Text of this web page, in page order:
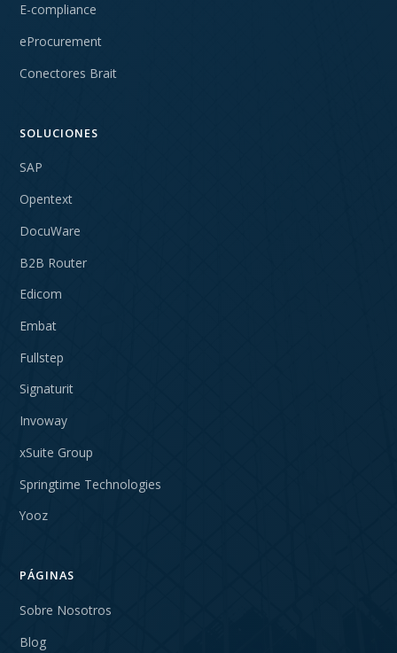
E-compliance
eProcurement
Conectores Brait
SOLUCIONES
SAP
Opentext
DocuWare
B2B Router
Edicom
Embat
Fullstep
Signaturit
Invoway
xSuite Group
Springtime Technologies
Yooz
PÁGINAS
Sobre Nosotros
Blog